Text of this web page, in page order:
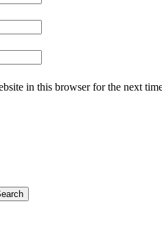
in this browser for the next